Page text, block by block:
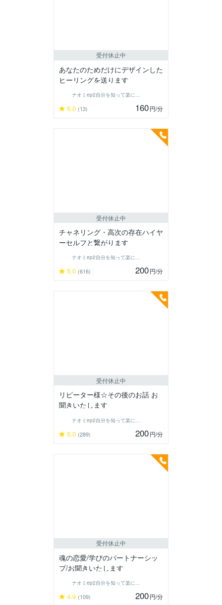
受付休止中
あなたのためだけにデザインした
ヒーリングを送ります
ナオミep2自分を知って楽に生きる
5.0 (13) 160円/分
受付休止中
チャネリング・高次の存在ハイヤ
ーセルフと繋がります
ナオミep2自分を知って楽に生きる
5.0 (616) 200円/分
受付休止中
リピーター様☆その後のお話 お
聞きいたします
5.0 (289) 200円/分
受付休止中
魂の恋愛/学びのパートナーシッ
プ/お聞きいたします
ナオミep2自分を知って楽に生きる
4.9 (109) 200円/分